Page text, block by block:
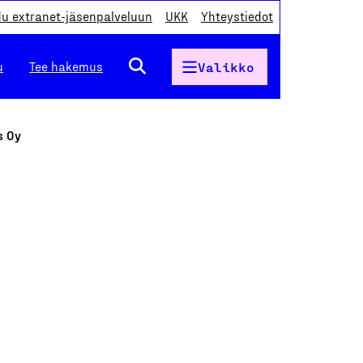
extranet-jäsenpalveluun UKK Yhteystiedot
Tee hakemus Valikko
Oy